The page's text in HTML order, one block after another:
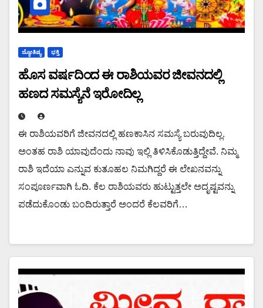
ಜ್ಯೋತಿಷ್ಯ ಭಕ್ತಿ
ಹೊಸ ವರ್ಷದಿಂದ ಈ ರಾಶಿಯವರ ಜೀವನದಲ್ಲಿ
ಹಣದ ಸಮಸ್ಯೆನೆ ಇರೋದಿಲ್ಲ
ಈ ರಾಶಿಯವರಿಗೆ ಜೀವನದಲ್ಲಿ ಹಣಕಾಸಿನ ಸಮಸ್ಯೆ ಬರುವುದಿಲ್ಲ.
ಅಂತಹ ರಾಶಿ ಯಾವುದೆಂದು ನಾವು ಇಲ್ಲಿ ತಿಳಿಸಿಕೊಡುತ್ತಿದ್ದೇವೆ. ನಿಮ್ಮ
ರಾಶಿ ಇದೆಯಾ ಎನ್ನುವ ಕುತೂಹಲ ನಿಮಗಿದ್ದರೆ ಈ ಲೇಖನವನ್ನು
ಸಂಪೂರ್ಣವಾಗಿ ಓದಿ. ಕೆಲ ರಾಶಿಯವರು ಹುಟ್ಟುತ್ತಲೇ ಅದೃಷ್ಟವನ್ನು
ಪಡೆದುಕೊಂಡು ಬಂದಿರುತ್ತಾರೆ ಅಂದರೆ ಕೆಲವರಿಗೆ…